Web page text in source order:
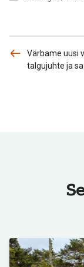
Värbame uusi
talgujuhte ja